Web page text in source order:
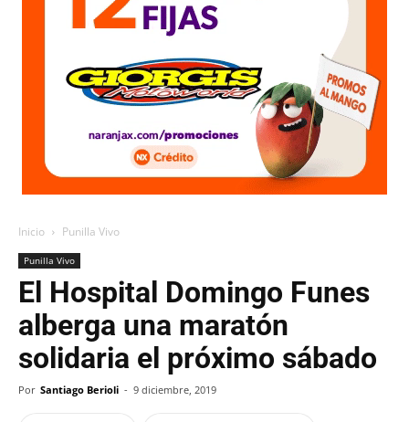
Inicio Punilla Vivo
Punilla Vivo
El Hospital Domingo Funes
alberga una maratón
solidaria el próximo sábado
Por Santiago Berioli - 9 diciembre, 2019